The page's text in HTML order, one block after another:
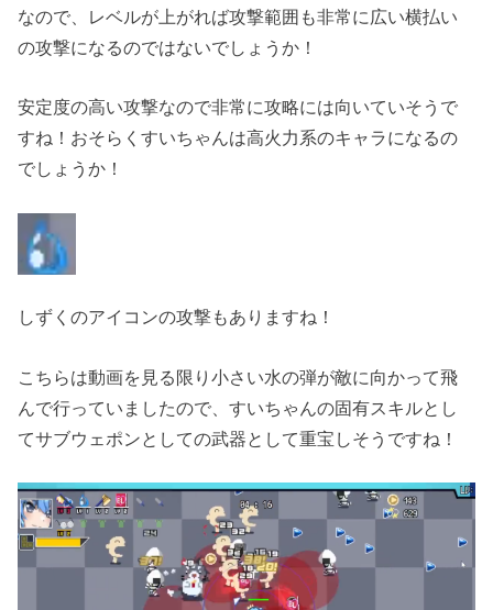
なので、レベルが上がれば攻撃範囲も非常に広い横払い
の攻撃になるのではないでしょうか！
安定度の高い攻撃なので非常に攻略には向いていそうで
すね！おそらくすいちゃんは高火力系のキャラになるの
でしょうか！
しずくのアイコンの攻撃もありますね！
こちらは動画を見る限り小さい水の弾が敵に向かって飛
んで行っていましたので、すいちゃんの固有スキルとし
てサブウェポンとしての武器として重宝しそうですね！